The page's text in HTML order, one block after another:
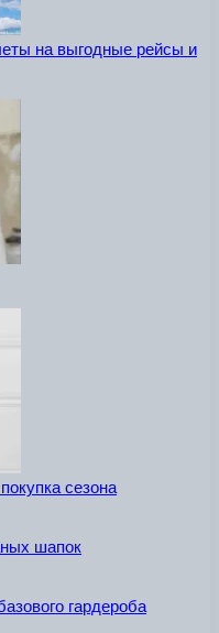
на выгодные рейсы и
сезона
шапок
гардероба